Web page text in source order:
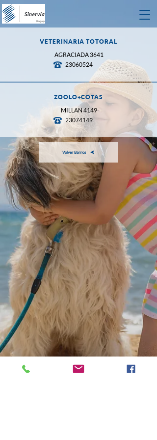
VETERINARIA TOTORAL
AGRACIADA 3641
23060524
ZOOLO+COTAS
MILLAN 4149
23074149
Volver Barrios